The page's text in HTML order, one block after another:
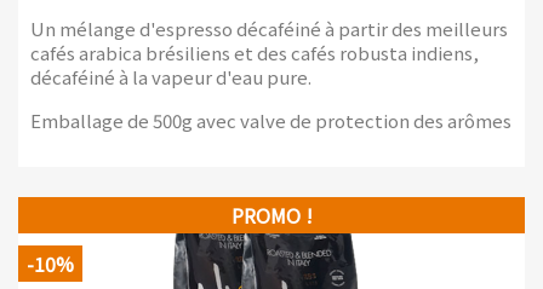
Un mélange d'espresso décaféiné à partir des meilleurs
cafés arabica brésiliens et des cafés robusta indiens,
décaféiné à la vapeur d'eau pure.
Emballage de 500g avec valve de protection des arômes
PROMO !
-10%